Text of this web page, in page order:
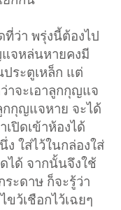
ว่า พรุ่งนี้ต้องไป
จหล่นหายคงมี
ระตูเหล็ก แต่
าจะเอาลูกกุญแจ
กุญแจหาย จะได้
ปิดเข้าห้องได้
ใส่ไว้ในกล่องใส่
ได้ จากนั้นจึงใช้
ระดาษ ก็จะรู้ว่า
ขว้เชือกไว้เฉยๆ